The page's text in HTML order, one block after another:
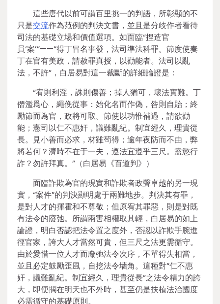
這些唐代以前可謂百里挑一的判語，所彰顯的不
只是交流作為范例的判決文書，並且是分歧作者看待
司法的基礎立場和價值選項。如面臨“捏造官
員‘案’”——“得丁冒名事發，法司準法科罪。節度使奏
丁在官有美政，請赦罪真授，以勸能者。法司以亂
法，不許”，白居易對這一裁斷的詳細論證是：
“宥則利淫，誅則傷善；掉人猶可，壞法實難。丁
僭濫爲心，繩俛從事：始化名而作偽，咎則自貽；終
勵節而為官，政將可取。節使以功惟補過，請欲勸
能；憲司以仁不惠奸，議難亂紀。制宜經久，理貴從
長。見小善而必求，材雖茍得；逾年夜防而不由，弊
將若何？濟時不在于一夫，遵法宜遵乎三尺。盍懲行
詐？勿許拜真。”（白居易《百道判》）
面臨詐欺為官的現實和詐欺者政聲卓越的另一現
實，“案件”的判決顯明處于兩難地步。判決其有罪，
是對人才的揮霍和不尊敬；但原宥其罪惡，則是對既
有法令的廢弛。所謂兩害相權取其輕，白居易的如上
論證，明白否認把法令置之度外，否認以詐欺手腕進
徑官家，誇大人才當然可貴，但三尺之法更需循守。
由於愛惜一位人才而廢弛法令次序，不單得失相當，
並且必定鼓勵歪風，自挖法令墻角。這種對“仁不惠
奸，議難亂紀。制宜經久，理貴從長”之法令精力的誇
大，即便擱在明天也不外時，甚至仍是扶植法治國度
必需循守的基礎原則。